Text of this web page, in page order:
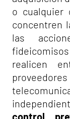
o cualquier
concentren
las
realicen
control